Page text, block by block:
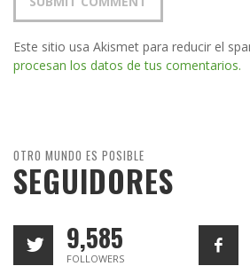
Este sitio usa Akismet para reducir el
procesan los datos de tus comentarios.
OTRO MUNDO ES POSIBLE
SEGUIDORES
9,585
FOLLOWERS